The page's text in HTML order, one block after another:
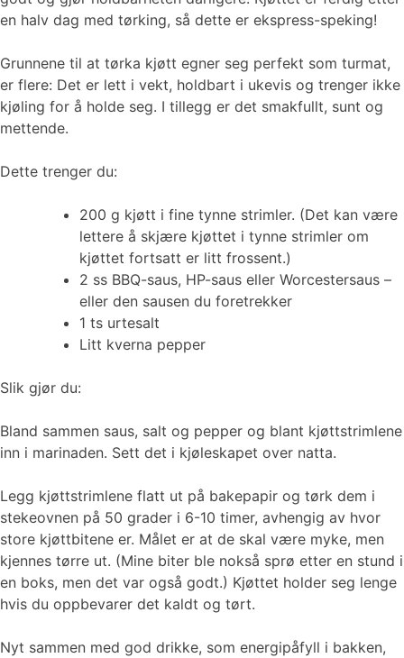
en halv dag med tørking, så dette er ekspress-speking!
Grunnene til at tørka kjøtt egner seg perfekt som turmat,
er flere: Det er lett i vekt, holdbart i ukevis og trenger ikke
kjøling for å holde seg. I tillegg er det smakfullt, sunt og
mettende.
Dette trenger du:
200 g kjøtt i fine tynne strimler. (Det kan være
lettere å skjære kjøttet i tynne strimler om
kjøttet fortsatt er litt frossent.)
2 ss BBQ-saus, HP-saus eller Worcestersaus –
eller den sausen du foretrekker
1 ts urtesalt
Litt kverna pepper
Slik gjør du:
Bland sammen saus, salt og pepper og blant kjøttstrimlene
inn i marinaden. Sett det i kjøleskapet over natta.
Legg kjøttstrimlene flatt ut på bakepapir og tørk dem i
stekeovnen på 50 grader i 6-10 timer, avhengig av hvor
store kjøttbitene er. Målet er at de skal være myke, men
kjennes tørre ut. (Mine biter ble nokså sprø etter en stund i
en boks, men det var også godt.) Kjøttet holder seg lenge
hvis du oppbevarer det kaldt og tørt.
Nyt sammen med god drikke, som energipåfyll i bakken,